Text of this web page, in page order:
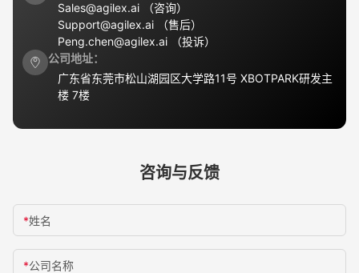
Sales@agilex.ai （咨询）
Support@agilex.ai （售后）
Peng.chen@agilex.ai （投诉）
公司地址：
广东省东莞市松山湖园区大学路11号 XBOTPARK研发主
楼 7楼
咨询与反馈
*姓名
*公司名称